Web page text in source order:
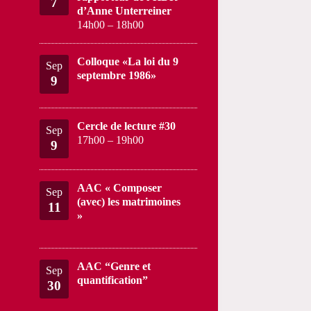
d’Anne Unterreiner
14h00 – 18h00
Sep
9
Colloque «La loi du 9
septembre 1986»
Sep
9
Cercle de lecture #30
17h00 – 19h00
Sep
11
AAC « Composer
(avec) les matrimoines
»
Sep
30
AAC “Genre et
quantification”